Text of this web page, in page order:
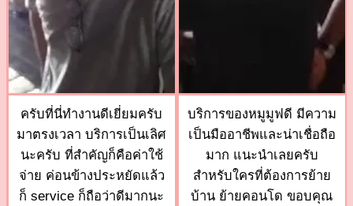
ครับที่นี่ทำงานดีเยี่ยมครับ
มาตรงเวลา บริการเป็นเลิศ
นะครับ ที่สำคัญก็คือค่าใช้
จ่าย ค่อนข้างประหยัดแล้ว
ก็ service ก็ถือว่าดีมากนะ
บริการของหมูมูฟดี มีความ
เป็นมืออาชีพและน่าเชื่อถือ
มาก แนะนำเลยครับ
สำหรับใครที่ต้องการย้าย
บ้าน ย้ายคอนโด ขอบคุณ